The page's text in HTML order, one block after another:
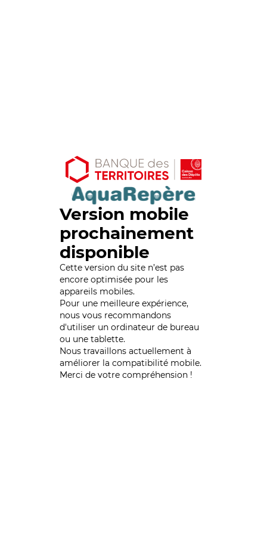
Version mobile
prochainement
disponible
Cette version du site n’est pas
encore optimisée pour les
appareils mobiles.
Pour une meilleure expérience,
nous vous recommandons
d'utiliser un ordinateur de bureau
ou une tablette.
Nous travaillons actuellement à
améliorer la compatibilité mobile.
Merci de votre compréhension !